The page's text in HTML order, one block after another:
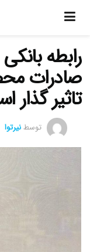
رابطه
صادرات
تاثیر گذار
توسطنیرتوا